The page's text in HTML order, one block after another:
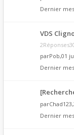
Dernier
VDS
parPob,01
Dernier
parChad123
Dernier